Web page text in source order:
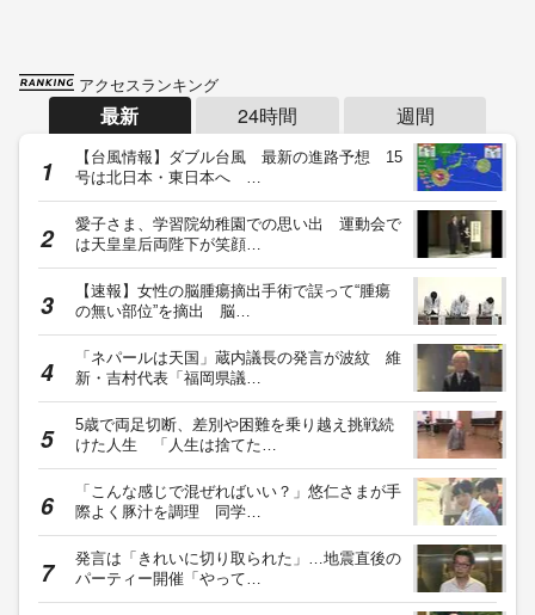
アクセスランキング
最新 24時間 週間
【台風情報】ダブル台風 最新の進路予想 15
号は北日本・東日本へ …
愛子さま、学習院幼稚園での思い出 運動会で
は天皇皇后両陛下が笑顔…
【速報】女性の脳腫瘍摘出手術で誤って“腫瘍
の無い部位”を摘出 脳…
「ネパールは天国」蔵内議長の発言が波紋 維
新・吉村代表「福岡県議…
5歳で両足切断、差別や困難を乗り越え挑戦続
けた人生 「人生は捨てた…
「こんな感じで混ぜればいい？」悠仁さまが手
際よく豚汁を調理 同学…
発言は「きれいに切り取られた」…地震直後の
パーティー開催「やって…